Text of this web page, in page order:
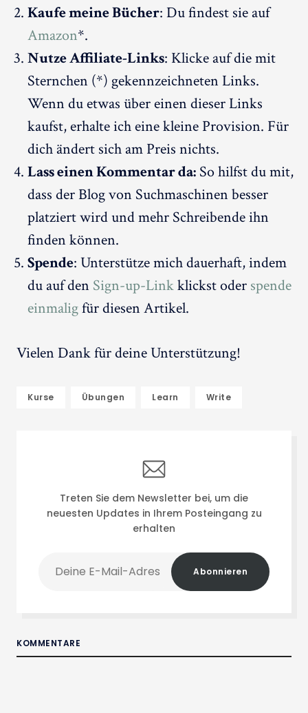
Kaufe meine Bücher: Du findest sie auf
Amazon*.
Nutze Affiliate-Links: Klicke auf die mit
Sternchen (*) gekennzeichneten Links.
Wenn du etwas über einen dieser Links
kaufst, erhalte ich eine kleine Provision. Für
dich ändert sich am Preis nichts.
Lass einen Kommentar da: So hilfst du mit,
dass der Blog von Suchmaschinen besser
platziert wird und mehr Schreibende ihn
finden können.
Spende: Unterstütze mich dauerhaft, indem
du auf den Sign-up-Linkklickst oder spende
einmaligfür diesen Artikel.
Vielen Dank für deine Unterstützung!
Kurse Übungen Learn Write
Treten Sie dem Newsletter bei, um die
neuesten Updates in Ihrem Posteingang zu
erhalten
Abonnieren
KOMMENTARE